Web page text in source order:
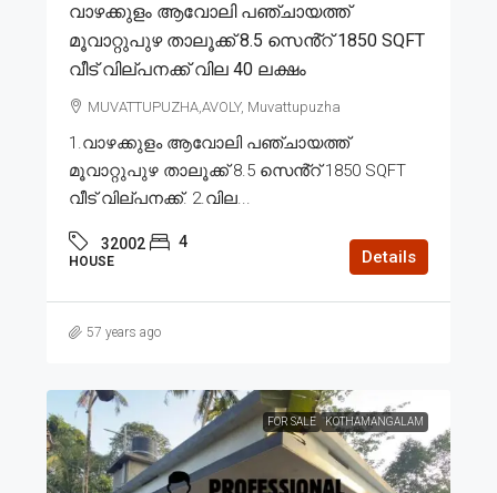
വാഴക്കുളം ആവോലി പഞ്ചായത്ത്
മൂവാറ്റുപുഴ താലൂക്ക് 8.5 സെൻ്റ് 1850 SQFT
വീട് വില്പനക്ക് വില 40 ലക്ഷം
MUVATTUPUZHA,AVOLY, Muvattupuzha
1.വാഴക്കുളം ആവോലി പഞ്ചായത്ത്
മൂവാറ്റുപുഴ താലൂക്ക് 8.5 സെൻ്റ് 1850 SQFT
വീട് വില്പനക്ക്. 2.വില...
32002 4
HOUSE Details
57 years ago
FOR SALE KOTHAMANGALAM